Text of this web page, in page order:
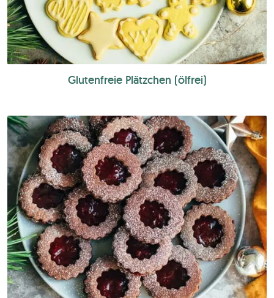
Glutenfreie Plätzchen (ölfrei)